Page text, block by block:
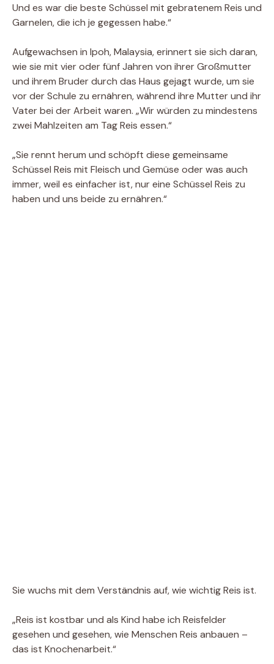
Und es war die beste Schüssel mit gebratenem Reis und
Garnelen, die ich je gegessen habe.“
Aufgewachsen in Ipoh, Malaysia, erinnert sie sich daran,
wie sie mit vier oder fünf Jahren von ihrer Großmutter
und ihrem Bruder durch das Haus gejagt wurde, um sie
vor der Schule zu ernähren, während ihre Mutter und ihr
Vater bei der Arbeit waren. „Wir würden zu mindestens
zwei Mahlzeiten am Tag Reis essen.“
„Sie rennt herum und schöpft diese gemeinsame
Schüssel Reis mit Fleisch und Gemüse oder was auch
immer, weil es einfacher ist, nur eine Schüssel Reis zu
haben und uns beide zu ernähren.“
Sie wuchs mit dem Verständnis auf, wie wichtig Reis ist.
„Reis ist kostbar und als Kind habe ich Reisfelder
gesehen und gesehen, wie Menschen Reis anbauen –
das ist Knochenarbeit.“